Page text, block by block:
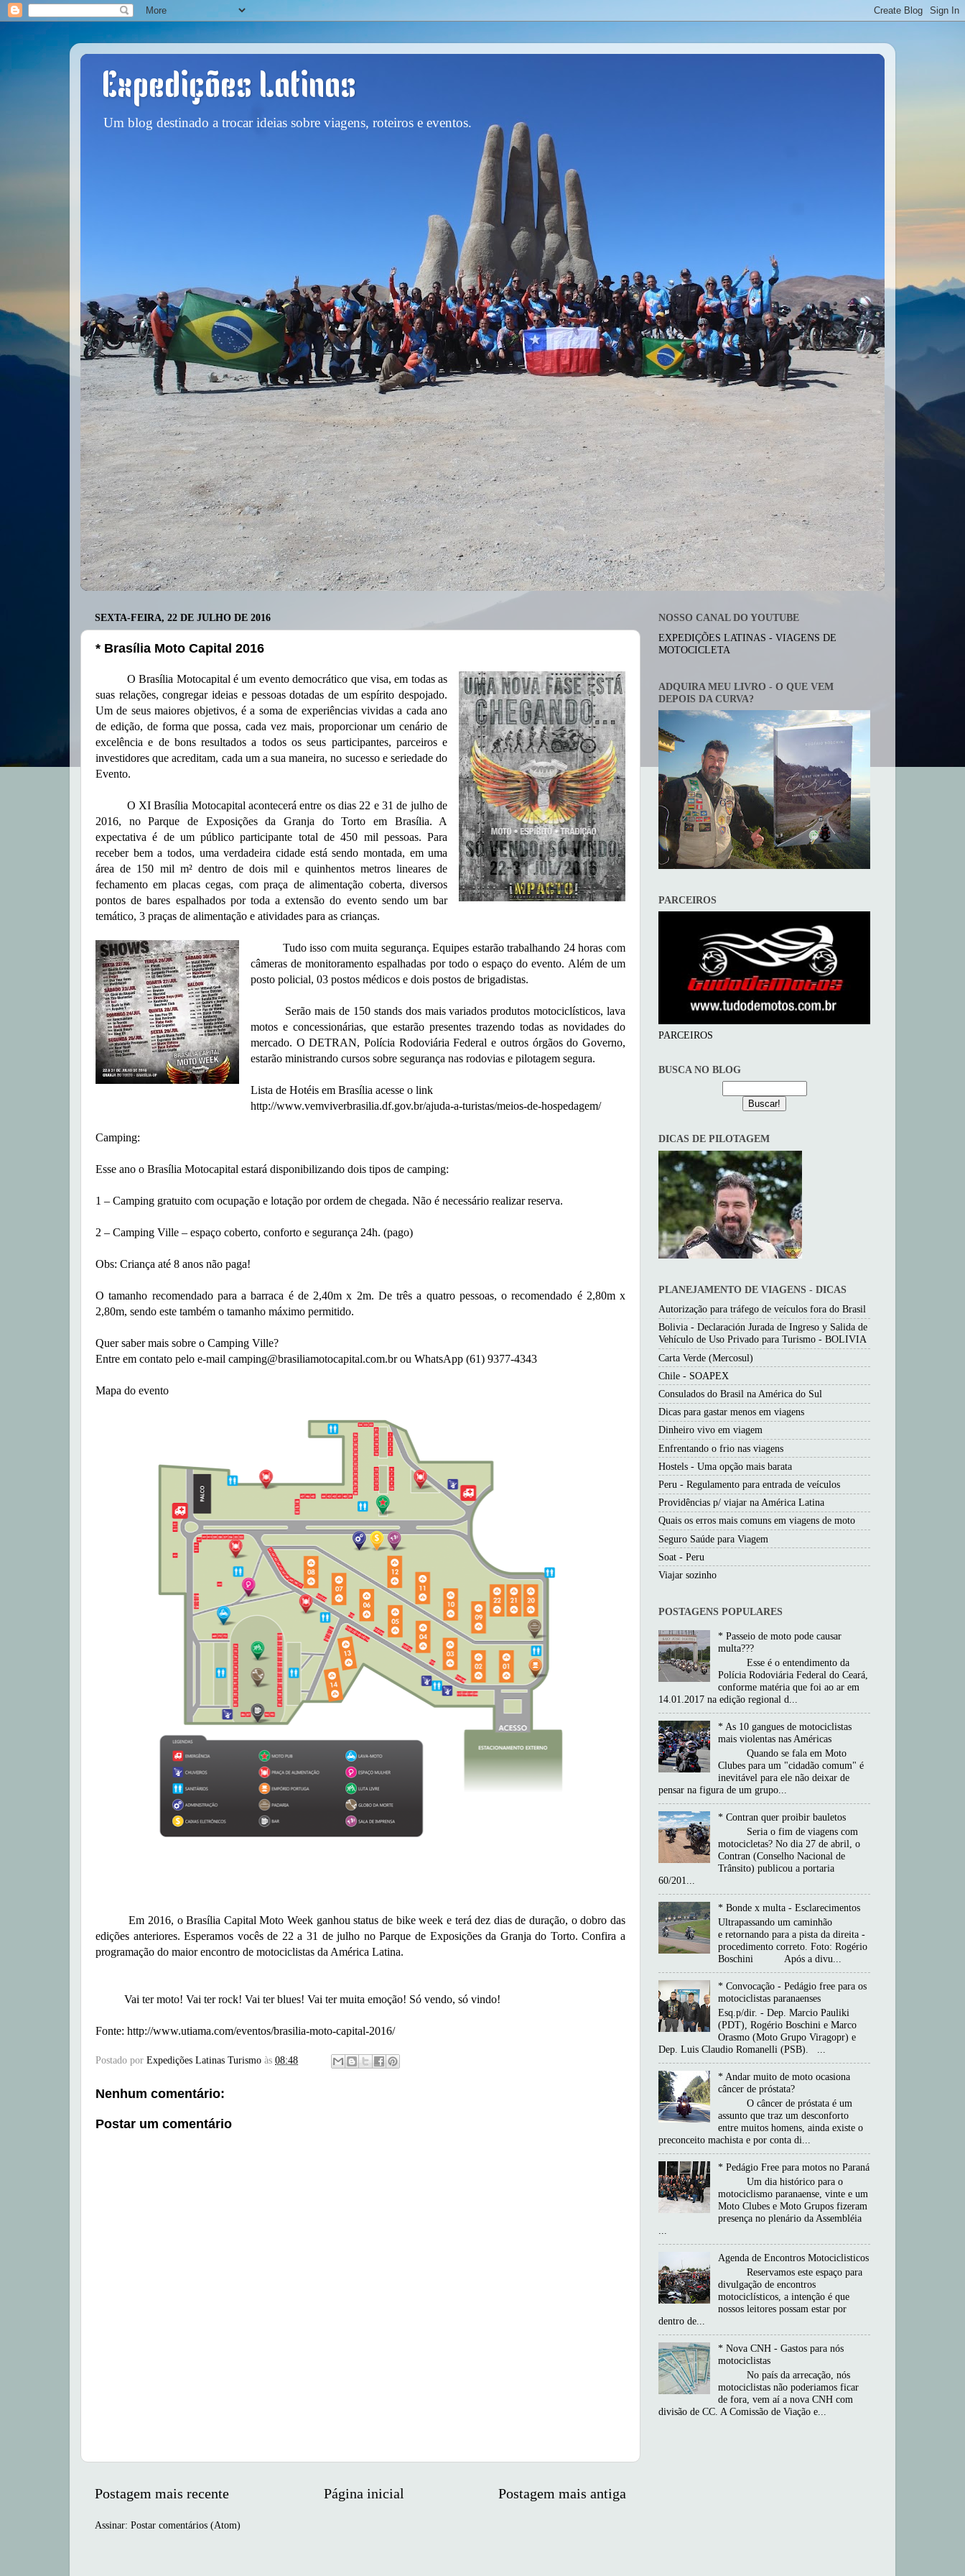
Expedições Latinas
Um blog destinado a trocar ideias sobre viagens, roteiros e eventos.
SEXTA-FEIRA, 22 DE JULHO DE 2016
* Brasília Moto Capital 2016
O Brasília Motocapital é um evento democrático que visa, em todas as
suas relações, congregar ideias e pessoas dotadas de um espírito despojado.
Um de seus maiores objetivos, é a soma de experiências vividas a cada ano
de edição, de forma que possa, cada vez mais, proporcionar um cenário de
excelência e de bons resultados a todos os seus participantes, parceiros e
investidores que acreditam, cada um a sua maneira, no sucesso e seriedade do
Evento.
O XI Brasília Motocapital acontecerá entre os dias 22 e 31 de julho de
2016, no Parque de Exposições da Granja do Torto em Brasília. A
expectativa é de um público participante total de 450 mil pessoas. Para
receber bem a todos, uma verdadeira cidade está sendo montada, em uma
área de 150 mil m² dentro de dois mil e quinhentos metros lineares de
fechamento em placas cegas, com praça de alimentação coberta, diversos
pontos de bares espalhados por toda a extensão do evento sendo um bar
temático, 3 praças de alimentação e atividades para as crianças.
Tudo isso com muita segurança. Equipes estarão trabalhando 24 horas com
câmeras de monitoramento espalhadas por todo o espaço do evento. Além de um
posto policial, 03 postos médicos e dois postos de brigadistas.
Serão mais de 150 stands dos mais variados produtos motociclísticos, lava
motos e concessionárias, que estarão presentes trazendo todas as novidades do
mercado. O DETRAN, Polícia Rodoviária Federal e outros órgãos do Governo,
estarão ministrando cursos sobre segurança nas rodovias e pilotagem segura.
Lista de Hotéis em Brasília acesse o link
http://www.vemviverbrasilia.df.gov.br/ajuda-a-turistas/meios-de-hospedagem/
Camping:
Esse ano o Brasília Motocapital estará disponibilizando dois tipos de camping:
1 – Camping gratuito com ocupação e lotação por ordem de chegada. Não é necessário realizar reserva.
2 – Camping Ville – espaço coberto, conforto e segurança 24h. (pago)
Obs: Criança até 8 anos não paga!
O tamanho recomendado para a barraca é de 2,40m x 2m. De três a quatro pessoas, o recomendado é 2,80m x
2,80m, sendo este também o tamanho máximo permitido.
Quer saber mais sobre o Camping Ville?
Entre em contato pelo e-mail camping@brasiliamotocapital.com.br ou WhatsApp (61) 9377-4343
Mapa do evento
Em 2016, o Brasília Capital Moto Week ganhou status de bike week e terá dez dias de duração, o dobro das
edições anteriores. Esperamos vocês de 22 a 31 de julho no Parque de Exposições da Granja do Torto. Confira a
programação do maior encontro de motociclistas da América Latina.
Vai ter moto! Vai ter rock! Vai ter blues! Vai ter muita emoção! Só vendo, só vindo!
Fonte: http://www.utiama.com/eventos/brasilia-moto-capital-2016/
Postado por Expedições Latinas Turismo às 08:48
Nenhum comentário:
Postar um comentário
Postagem mais recente Postagem mais antiga
Página inicial
Assinar: Postar comentários (Atom)
NOSSO CANAL DO YOUTUBE
EXPEDIÇÕES LATINAS - VIAGENS DE
MOTOCICLETA
ADQUIRA MEU LIVRO - O QUE VEM
DEPOIS DA CURVA?
PARCEIROS
PARCEIROS
BUSCA NO BLOG
DICAS DE PILOTAGEM
PLANEJAMENTO DE VIAGENS - DICAS
Autorização para tráfego de veículos fora do Brasil
Bolivia - Declaración Jurada de Ingreso y Salida de
Vehículo de Uso Privado para Turismo - BOLIVIA
Carta Verde (Mercosul)
Chile - SOAPEX
Consulados do Brasil na América do Sul
Dicas para gastar menos em viagens
Dinheiro vivo em viagem
Enfrentando o frio nas viagens
Hostels - Uma opção mais barata
Peru - Regulamento para entrada de veículos
Providências p/ viajar na América Latina
Quais os erros mais comuns em viagens de moto
Seguro Saúde para Viagem
Soat - Peru
Viajar sozinho
POSTAGENS POPULARES
* Passeio de moto pode causar
multa???
Esse é o entendimento da
Polícia Rodoviária Federal do Ceará,
conforme matéria que foi ao ar em
14.01.2017 na edição regional d...
* As 10 gangues de motociclistas
mais violentas nas Américas
Quando se fala em Moto
Clubes para um "cidadão comum" é
inevitável para ele não deixar de
pensar na figura de um grupo...
* Contran quer proibir bauletos
Seria o fim de viagens com
motocicletas? No dia 27 de abril, o
Contran (Conselho Nacional de
Trânsito) publicou a portaria
60/201...
* Bonde x multa - Esclarecimentos
Ultrapassando um caminhão
e retornando para a pista da direita -
procedimento correto. Foto: Rogério
Boschini Após a divu...
* Convocação - Pedágio free para os
motociclistas paranaenses
Esq.p/dir. - Dep. Marcio Pauliki
(PDT), Rogério Boschini e Marco
Orasmo (Moto Grupo Viragopr) e
Dep. Luis Claudio Romanelli (PSB). ...
* Andar muito de moto ocasiona
câncer de próstata?
O câncer de próstata é um
assunto que traz um desconforto
entre muitos homens, ainda existe o
preconceito machista e por conta di...
* Pedágio Free para motos no Paraná
Um dia histórico para o
motociclismo paranaense, vinte e um
Moto Clubes e Moto Grupos fizeram
presença no plenário da Assembléia
Agenda de Encontros Motociclisticos
Reservamos este espaço para
divulgação de encontros
motociclísticos, a intenção é que
nossos leitores possam estar por
dentro de...
* Nova CNH - Gastos para nós
motociclistas
No país da arrecação, nós
motociclistas não poderiamos ficar
de fora, vem aí a nova CNH com
divisão de CC. A Comissão de Viação e...